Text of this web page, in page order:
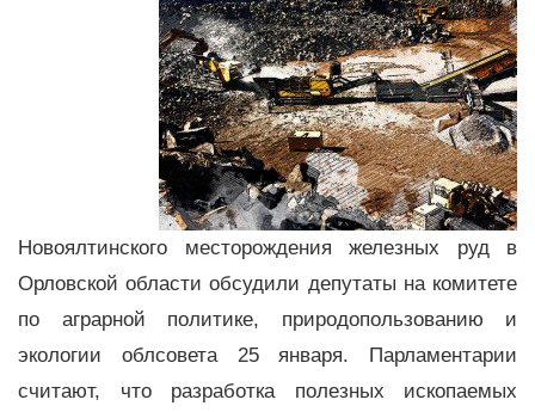
Новоялтинского месторождения железных руд в
Орловской области обсудили депутаты на комитете
по аграрной политике, природопользованию и
экологии облсовета 25 января. Парламентарии
считают, что разработка полезных ископаемых